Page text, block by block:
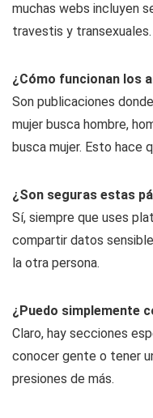
muchas webs incluyen
travestis y transexuales.
¿Cómo funcionan los
Son publicaciones
mujer busca hombre,
busca mujer. Esto hace
¿Son seguras estas
Sí, siempre que uses
compartir datos
la otra persona.
¿Puedo simplemente
Claro, hay secciones
conocer gente o tener
presiones de más.